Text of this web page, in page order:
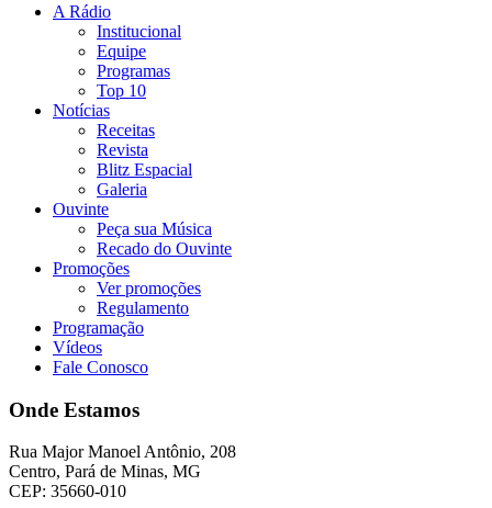
A Rádio
Institucional
Equipe
Programas
Top 10
Notícias
Receitas
Revista
Blitz Espacial
Galeria
Ouvinte
Peça sua Música
Recado do Ouvinte
Promoções
Ver promoções
Regulamento
Programação
Vídeos
Fale Conosco
Onde Estamos
Rua Major Manoel Antônio, 208
Centro, Pará de Minas, MG
CEP: 35660-010